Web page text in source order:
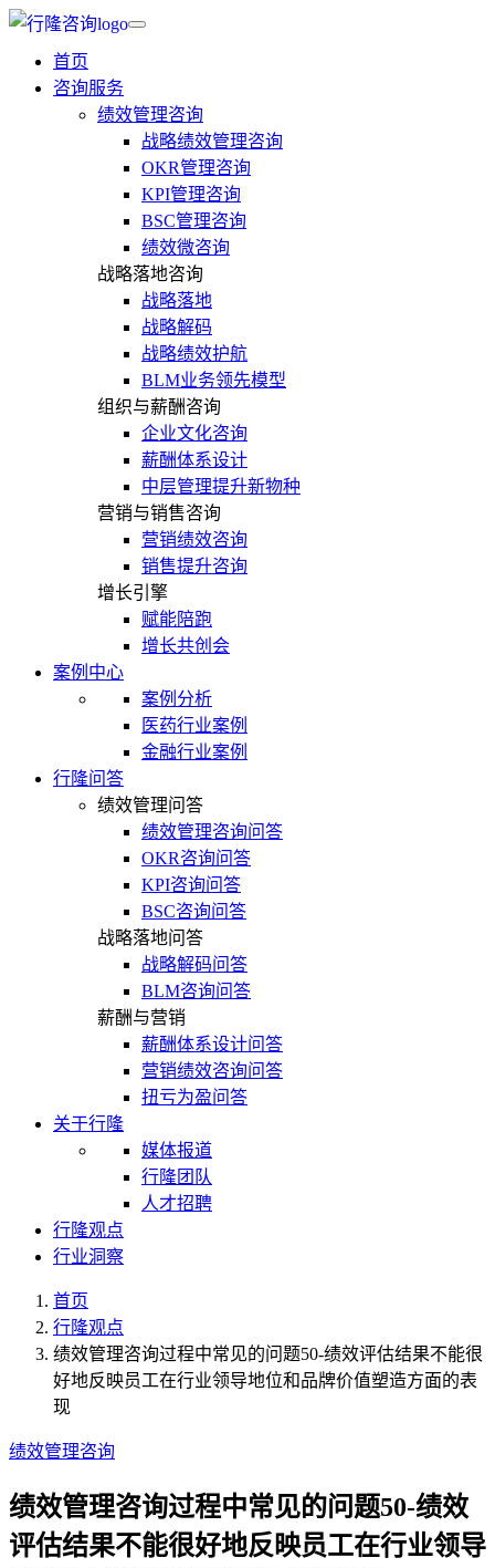
首页
咨询服务
绩效管理咨询
战略绩效管理咨询
OKR管理咨询
KPI管理咨询
BSC管理咨询
绩效微咨询
战略落地咨询
战略落地
战略解码
战略绩效护航
BLM业务领先模型
组织与薪酬咨询
企业文化咨询
薪酬体系设计
中层管理提升新物种
营销与销售咨询
营销绩效咨询
销售提升咨询
增长引擎
赋能陪跑
增长共创会
案例中心
案例分析
医药行业案例
金融行业案例
行隆问答
绩效管理问答
绩效管理咨询问答
OKR咨询问答
KPI咨询问答
BSC咨询问答
战略落地问答
战略解码问答
BLM咨询问答
薪酬与营销
薪酬体系设计问答
营销绩效咨询问答
扭亏为盈问答
关于行隆
媒体报道
行隆团队
人才招聘
行隆观点
行业洞察
首页
行隆观点
绩效管理咨询过程中常见的问题50-绩效评估结果不能很
好地反映员工在行业领导地位和品牌价值塑造方面的表
现
绩效管理咨询
绩效管理咨询过程中常见的问题50-绩效
评估结果不能很好地反映员工在行业领导